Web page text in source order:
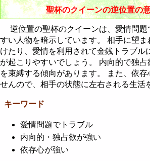
聖杯のクイーンの逆位置の
逆位置の聖杯のクイーンは、愛情問題
すい人物を暗示しています。 相手に望
けたり、愛情を利用されて金銭トラブル
が起こりやすいでしょう。 内向的で独
を束縛する傾向があります。 また、依存
せんので、相手の状態に左右される生活
キーワード
愛情問題でトラブル
内向的・独占欲が強い
依存心が強い